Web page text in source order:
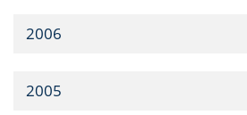
2006
2005